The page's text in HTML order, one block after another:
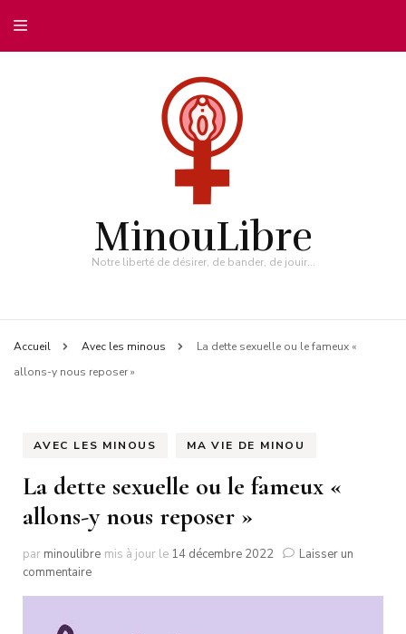
MinouLibre
Notre liberté de désirer, de bander, de jouir…
Accueil Avec les minous
La dette sexuelle ou le fameux «
allons-y nous reposer »
AVEC LES MINOUS MA VIE DE MINOU
La dette sexuelle ou le fameux «
allons-y nous reposer »
par minoulibre mis à jour le 14 décembre 2022
Laisser un
commentairesur